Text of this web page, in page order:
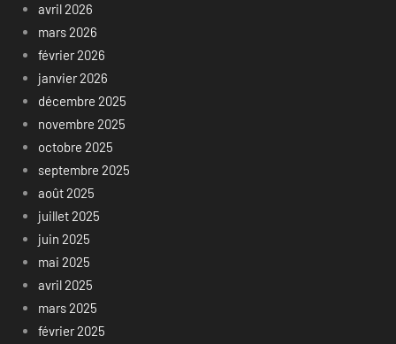
avril 2026
mars 2026
février 2026
janvier 2026
décembre 2025
novembre 2025
octobre 2025
septembre 2025
août 2025
juillet 2025
juin 2025
mai 2025
avril 2025
mars 2025
février 2025